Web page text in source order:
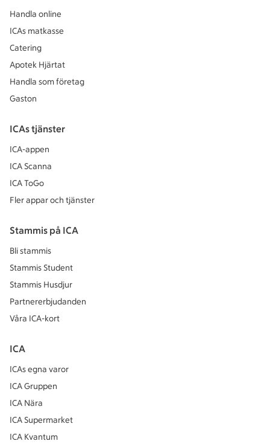
Handla online
ICAs matkasse
Catering
Apotek Hjärtat
Handla som företag
Gaston
ICAs tjänster
ICA-appen
ICA Scanna
ICA ToGo
Fler appar och tjänster
Stammis på ICA
Bli stammis
Stammis Student
Stammis Husdjur
Partnererbjudanden
Våra ICA-kort
ICA
ICAs egna varor
ICA Gruppen
ICA Nära
ICA Supermarket
ICA Kvantum